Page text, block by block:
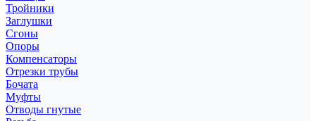
Тройники
Заглушки
Сгоны
Опоры
Компенсаторы
Отрезки трубы
Бочата
Муфты
Отводы гнутые